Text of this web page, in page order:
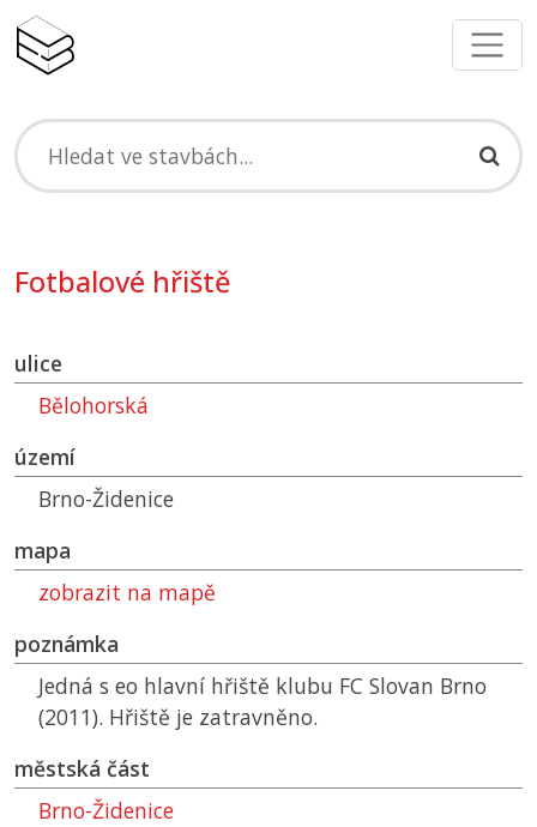
Fotbalové hřiště
ulice
Bělohorská
území
Brno-Židenice
mapa
zobrazit na mapě
poznámka
Jedná s eo hlavní hřiště klubu FC Slovan Brno
(2011). Hřiště je zatravněno.
městská část
Brno-Židenice